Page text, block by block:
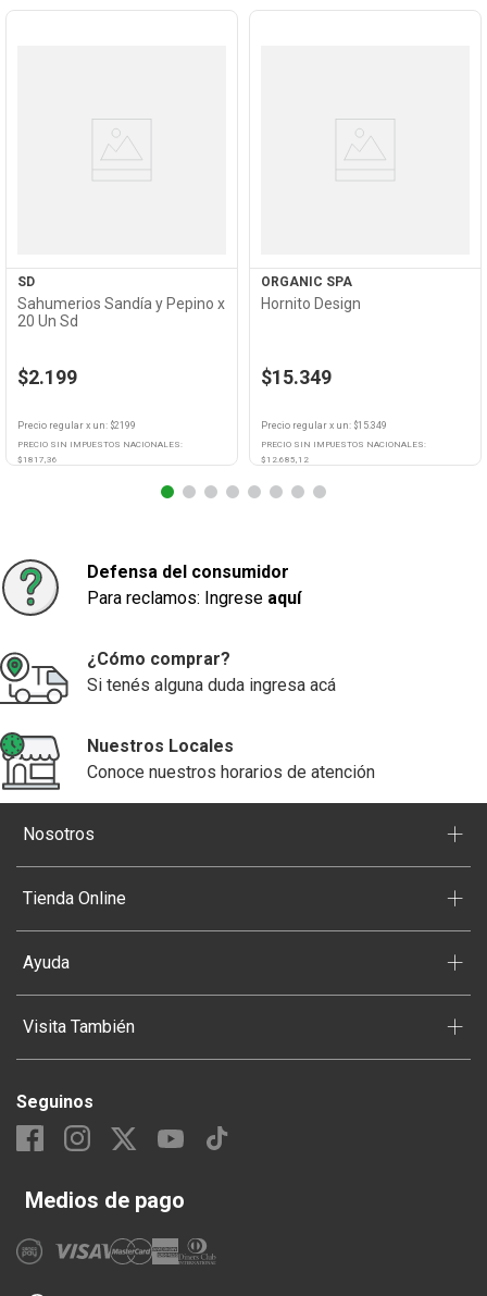
Ver
Producto
SD
Sahumerios Sandía y Pepino x
20 Un Sd
$2.199
Precio regular x un: $2199
PRECIO SIN IMPUESTOS NACIONALES:
$ 1817,36
Ver
Producto
ORGANIC SPA
Hornito Design
$15.349
Precio regular x un: $15.349
PRECIO SIN IMPUESTOS NACIONALES:
$ 12.685,12
Defensa del consumidor
Para reclamos: Ingrese aquí
¿Cómo comprar?
Si tenés alguna duda ingresa acá
Nuestros Locales
Conoce nuestros horarios de atención
Nosotros +
Tienda Online +
Ayuda +
Visita También +
Seguinos
Medios de pago